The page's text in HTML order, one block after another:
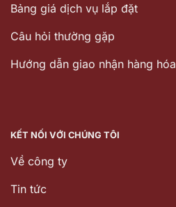
Bảng giá dịch vụ lắp đặt
Câu hỏi thường gặp
Hướng dẫn giao nhận hàng hóa
KẾT NỐI VỚI CHÚNG TÔI
Về công ty
Tin tức